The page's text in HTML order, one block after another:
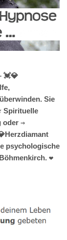
💓️💎
Sie
Spirituelle
oder ⇒
psychologische
❤